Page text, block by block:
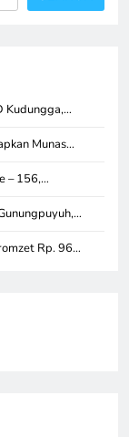
Kudungga,…
Munas…
– 156,…
Rp. 96…